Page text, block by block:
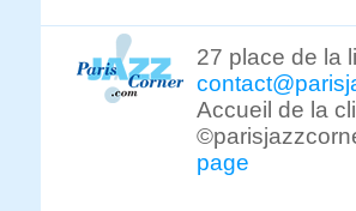
27 place de la
Accueil de la
page